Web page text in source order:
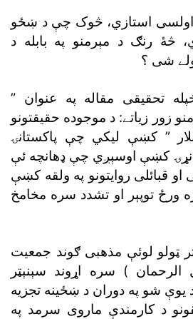
استازي، څوک چې د ښځو
څۀ رنګ د مېرمنو په بابله د
شى ؟
تحقيقى مقاله په عنوان ”
زور زياتے: د موجوده حقيقتونو
” کښې ليکي چې پاکستانۍ
نړۍ کښې اوسېږي چې ډهانچه ئې
قبائلى روايتونو په ولقه کښې
ورځ توپېر او تشدد سره مخامخ
د تر ټولو لوئې مذهبى ګوند جمعيت
) سره اړوند سېنېټر
يوې شو په دوران د ښځينه تجزيه
د کارمندې ماروى سرمد په